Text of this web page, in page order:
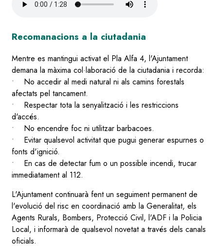
Recomanacions a la ciutadania
Mentre es mantingui activat el Pla Alfa 4, l'Ajuntament
demana la màxima col·laboració de la ciutadania i recorda:
• No accedir al medi natural ni als camins forestals
afectats pel tancament.
• Respectar tota la senyalització i les restriccions
d'accés.
• No encendre foc ni utilitzar barbacoes.
• Evitar qualsevol activitat que pugui generar espurnes o
fonts d'ignició.
• En cas de detectar fum o un possible incendi, trucar
immediatament al 112.
L'Ajuntament continuarà fent un seguiment permanent de
l'evolució del risc en coordinació amb la Generalitat, els
Agents Rurals, Bombers, Protecció Civil, l'ADF i la Policia
Local, i informarà de qualsevol novetat a través dels canals
oficials.